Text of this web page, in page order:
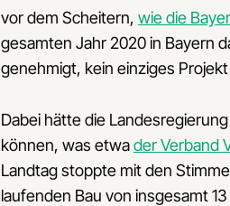
vor dem Scheitern, wie die
gesamten Jahr 2020 in Bayern
genehmigt, kein einziges
Dabei hätte die
können, was etwader Verband
Landtag stoppte mit den
laufenden Bau von insgesamt